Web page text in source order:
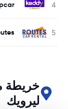
خريطة
ليرويك